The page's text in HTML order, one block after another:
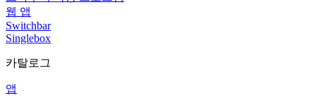
웹 앱
Switchbar
Singlebox
카탈로그
앱